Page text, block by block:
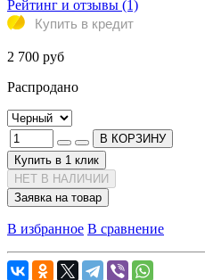
Рейтинг и отзывы (1)
Купить в кредит
2 700 руб
Распродано
В КОРЗИНУ
Купить в 1 клик
НЕТ В НАЛИЧИИ
Заявка на товар
В избранное В сравнение